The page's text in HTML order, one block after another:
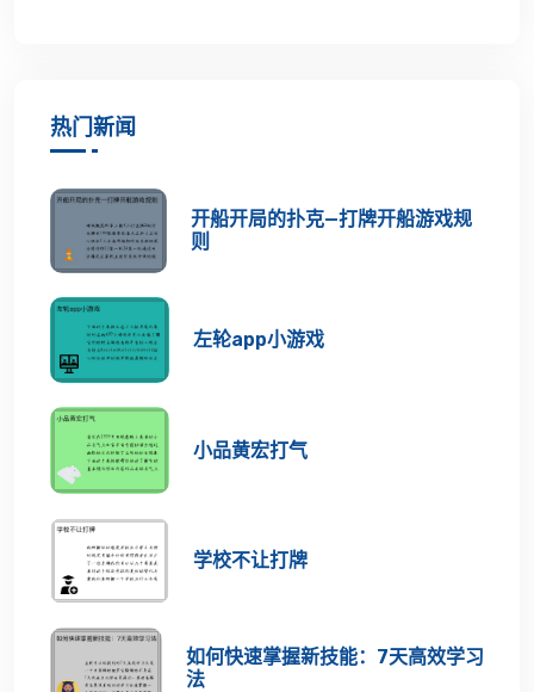
热门新闻
开船开局的扑克—打牌开船游戏规
则
左轮app小游戏
小品黄宏打气
学校不让打牌
如何快速掌握新技能：7天高效学习
法